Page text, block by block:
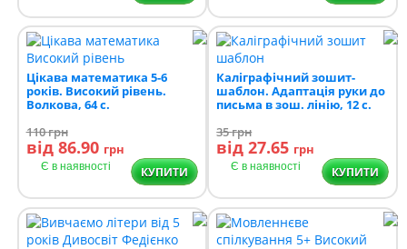
Цікава математика 5-6
років. Високий рівень.
Волкова, 64 с.
110грн
від 86.90 грн
Є в наявності КУПИТИ
Каліграфічний зошит-
шаблон. Адаптація руки до
письма в зош. лінію, 12 с.
35грн
від 27.65 грн
Є в наявності КУПИТИ